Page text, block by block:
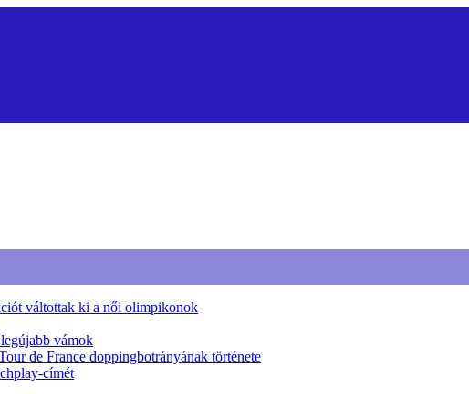
váltottak ki a női olimpikonok
vámok
de France doppingbotrányának története
címét